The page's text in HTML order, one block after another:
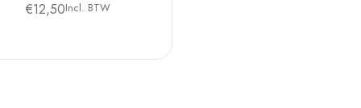
€12,50Incl. BTW